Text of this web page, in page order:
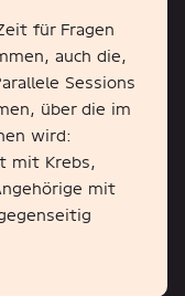
für Fragen
auch die,
Sessions
über die im
wird:
mit Krebs,
mit